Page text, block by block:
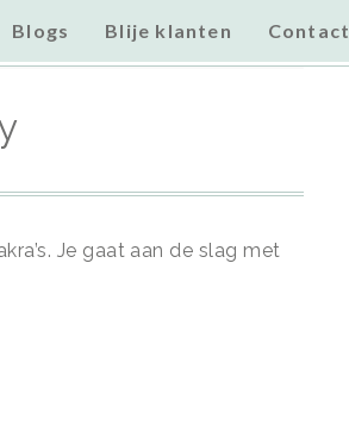
Blogs Blije klanten Contact
Je gaat aan de slag met